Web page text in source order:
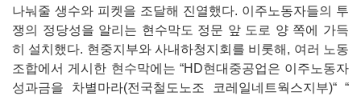
나눠줄 생수와 피켓을 조달해 진열했다. 이주노동자들의 투
쟁의 정당성을 알리는 현수막도 정문 앞 도로 양 쪽에 가득
히 설치했다. 현중지부와 사내하청지회를 비롯해, 여러 노동
조합에서 게시한 현수막에는 “HD현대중공업은 이주노동자
성과금을 차별마라(전국철도노조 코레일네트웍스지부)“ “